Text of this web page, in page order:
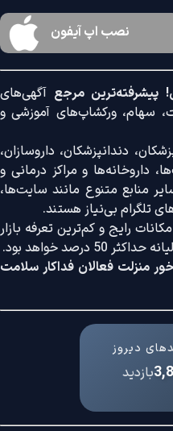
نصب اپ آیفون
پیشرفته‌ترین مرجع آگهی‌های
سهام، ورکشاپ‌های آموزشی و
دندانپزشکان، داروسازان،
داروخانه‌ها و مراکز درمانی و
منابع متنوع مانند سایت‌ها،
تلگرام بی‌نیاز هستند.
رایج و کم‌ترین تعرفه بازار
خواهد بود.
منزلت فعالان فداکار سلامت
دیروز
بازدید